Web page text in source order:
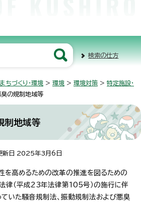
検索の仕方
まちづくり・環境 > 環境 > 環境対策 > 特定施設・
臭の規制地域等
制地域等
日 2025年3月6日
高めるための改革の推進を図るための
律（平成23年法律第105号）の施行に伴
ていた騒音規制法、振動規制法および悪臭